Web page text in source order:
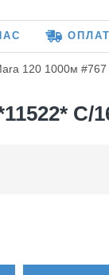
120 1000м
C/